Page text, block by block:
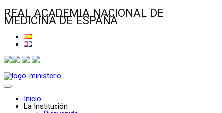
REAL ACADEMIA NACIONAL DE
MEDICINA DE ESPAÑA
Inicio
La Institución